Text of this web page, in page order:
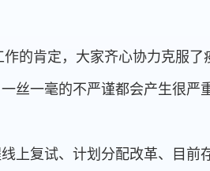
的肯定，大家齐心协力克服
丝一毫的不严谨都会产生很
上复试、计划分配改革、目